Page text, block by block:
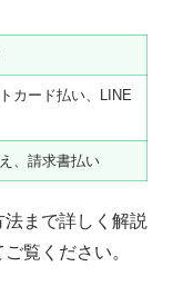
カード払い、LINE
、請求書払い
まで詳しく解説
覧ください。